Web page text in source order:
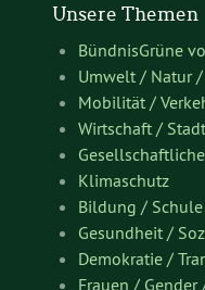
Unsere Themen
BündnisGrüne
Umwelt / Natur
Mobilität /
Wirtschaft /
Klimaschutz
Bildung /
Gesundheit /
Demokratie /
Frauen /